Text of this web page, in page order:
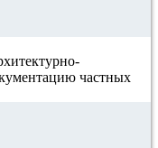
частных